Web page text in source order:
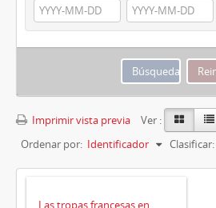
Imprimir vista previa
Ver :
Ordenar por: Identificador Clasificar:
Las tropas francesas en